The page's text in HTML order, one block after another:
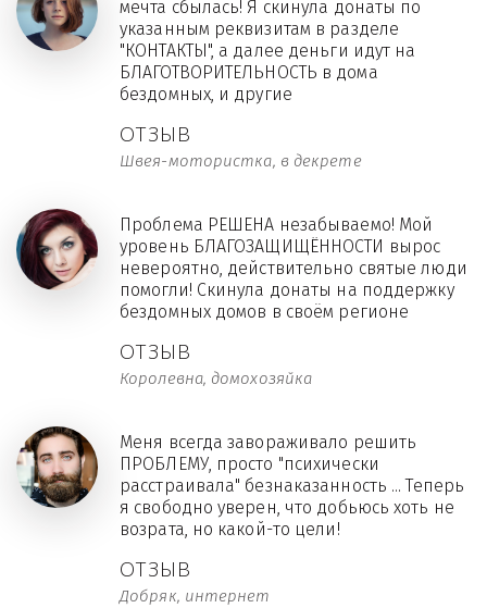
ОТЗЫВ
Швея-мотористка, в декрете
мечта сбылась! Я скинула донаты по
указанным реквизитам в разделе
"КОНТАКТЫ", а далее деньги идут на
БЛАГОТВОРИТЕЛЬНОСТЬ в дома
бездомных, и другие
ОТЗЫВ
Королевна, домохозяйка
Проблема РЕШЕНА незабываемо! Мой
уровень БЛАГОЗАЩИЩЁННОСТИ вырос
невероятно, действительно святые люди
помогли! Скинула донаты на поддержку
бездомных домов в своём регионе
ОТЗЫВ
Добряк, интернет
Меня всегда завораживало решить
ПРОБЛЕМУ, просто "психически
расстраивала" безнаказанность ... Теперь
я свободно уверен, что добьюсь хоть не
возрата, но какой-то цели!